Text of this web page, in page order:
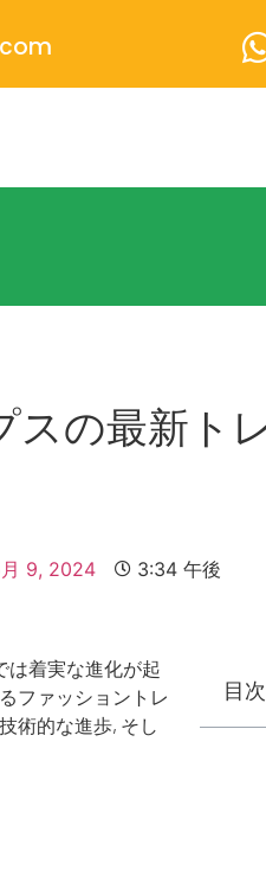
スの最新ト
9, 2024 3:34 午後
は着実な進化が起
ファッショントレ
術的な進歩, そし
目次